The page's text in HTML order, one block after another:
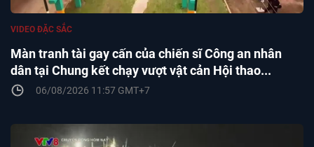
Màn tranh tài gay cấn của chiến sĩ Công an nhân
dân tại Chung kết chạy vượt vật cản Hội thao...
VIDEO ĐẶC SẮC
06/08/2026 11:57 GMT+7